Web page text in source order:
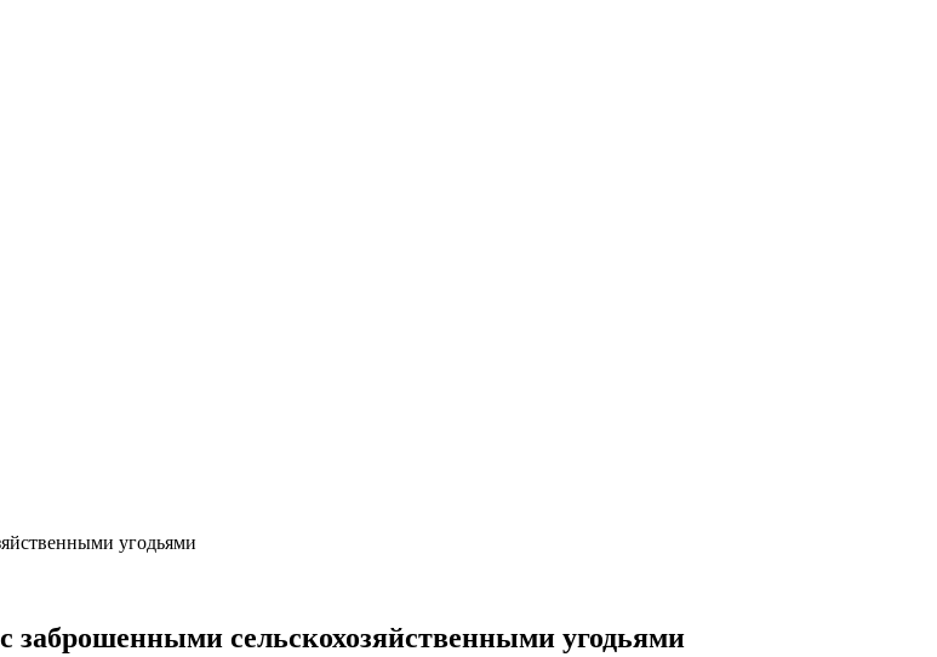
заброшенными сельскохозяйственными угодьями